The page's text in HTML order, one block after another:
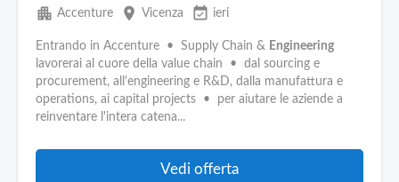
apartment Accenture place Vicenza event_available ieri
Entrando in Accenture • Supply Chain & Engineering
lavorerai al cuore della value chain • dal sourcing e
procurement, all'engineering e R&D, dalla manufattura e
operations, ai capital projects • per aiutare le aziende a
reinventare l'intera catena...
Vedi offerta